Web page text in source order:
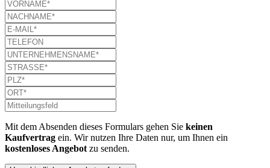
Mit dem Absenden dieses Formulars gehen Sie keinen
Kaufvertrag ein. Wir nutzen Ihre Daten nur, um Ihnen ein
kostenloses Angebot zu senden.